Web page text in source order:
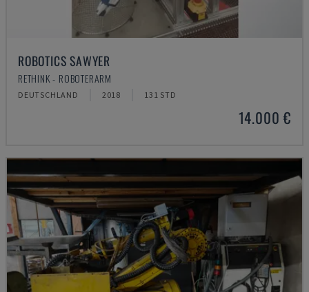
ROBOTICS SAWYER
RETHINK - ROBOTERARM
DEUTSCHLAND 2018 131 STD
14.000 €